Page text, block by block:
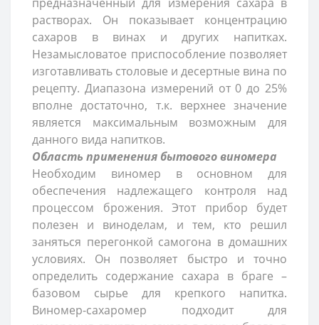
растворах. Он показывает концентрацию
сахаров в винах и других напитках.
Незамысловатое приспособление позволяет
изготавливать столовые и десертные вина по
рецепту. Диапазона измерений от 0 до 25%
вполне достаточно, т.к. верхнее значение
является максимальным возможным для
данного вида напитков.
Область применения бытового виномера
Необходим виномер в основном для
обеспечения надлежащего контроля над
процессом брожения. Этот прибор будет
полезен и виноделам, и тем, кто решил
заняться перегонкой самогона в домашних
условиях. Он позволяет быстро и точно
определить содержание сахара в браге –
базовом сырье для крепкого напитка.
Виномер-сахаромер подходит для